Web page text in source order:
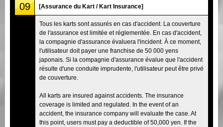
09 [Assurance du Kart / Kart Insurance]
Tous les karts sont assurés en cas d'accident. La couverture
de l'assurance est limitée et réglementée. En cas d'accident,
la compagnie d'assurance évaluera l'incident. À ce moment,
l'utilisateur doit payer une franchise de 50 000 yens
japonais. Si la compagnie d'assurance évalue que l'accident
résulte d'une conduite imprudente, l'utilisateur peut être privé
de couverture.
All karts are insured against accidents. The insurance
coverage is limited and regulated. In the event of an
accident, the insurance company will evaluate the case. At
this point, users must pay a deductible of 50,000 yen. If the